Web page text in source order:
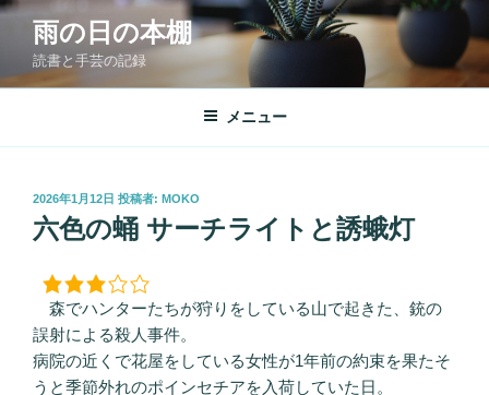
コ
ン
へ
雨の日の本棚
読書と手芸の記録
メニュー
投
稿
日:
2026年1月12日 投稿者: MOKO
六色の蛹 サーチライトと誘蛾灯
森でハンターたちが狩りをしている山で起きた、銃の
誤射による殺人事件。
病院の近くで花屋をしている女性が1年前の約束を果たそ
うと季節外れのポインセチアを入荷していた日。